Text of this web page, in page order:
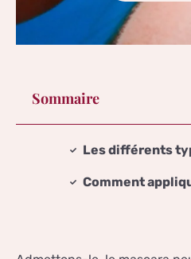
Sommaire
Les différents
Comment